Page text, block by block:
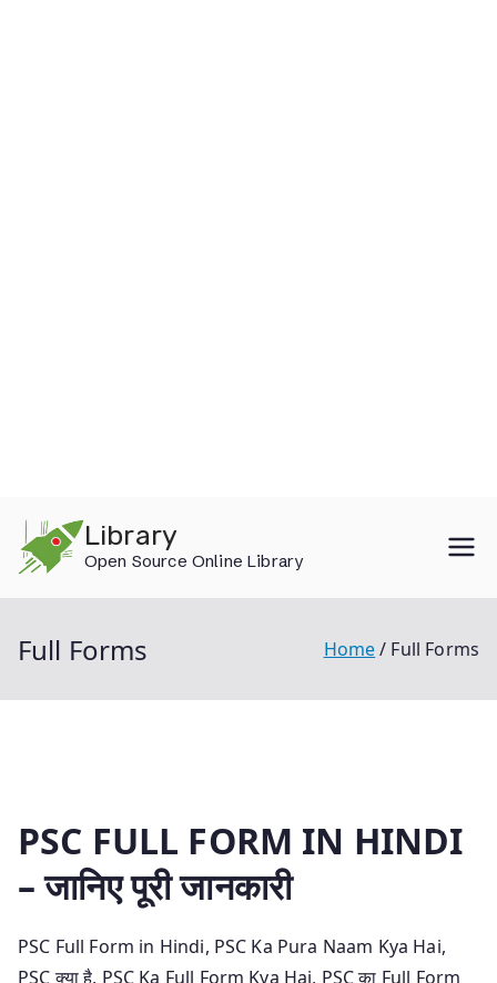
content
Library
Open Source Online Library
Full Forms Home Full Forms
PSC FULL FORM IN HINDI
– जानिए पूरी जानकारी
PSC Full Form in Hindi, PSC Ka Pura Naam Kya Hai,
PSC क्या है, PSC Ka Full Form Kya Hai, PSC का Full Form